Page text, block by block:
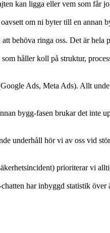
kan ligga eller vem som får
om ni byter till en annan
behöva ringa oss. Det är hela
håller koll på struktur,
Ads, Meta Ads). Allt
bygg-fasen brukar det inte
underhåll hör vi av oss vid
prioriterar vi
har inbyggd statistik över